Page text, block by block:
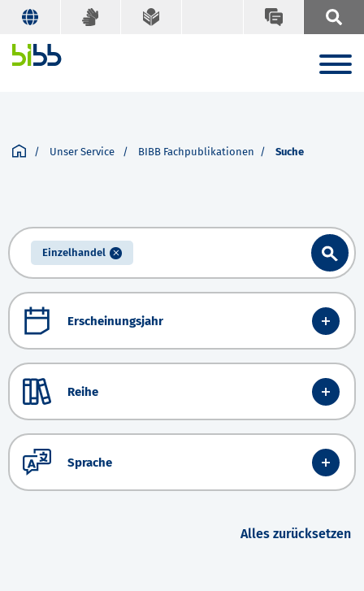
Unser Service BIBB Fachpublikationen Suche
Einzelhandel
Erscheinungsjahr
Reihe
Sprache
Alles zurücksetzen